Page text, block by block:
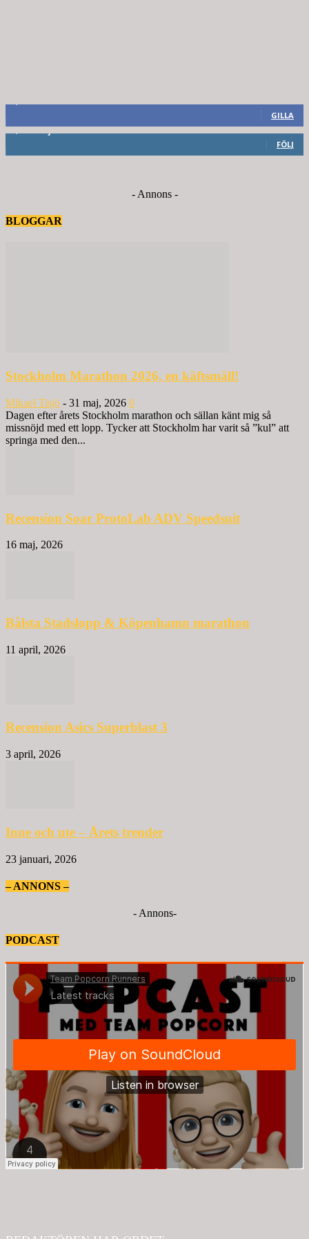
GILLA
FÖLJ
- Annons -
BLOGGAR
Stockholm Marathon 2026, en käftsmäll!
Mikael Tisjö - 31 maj, 2026 0
Dagen efter årets Stockholm marathon och sällan känt mig så
missnöjd med ett lopp. Tycker att Stockholm har varit så ”kul” att
springa med den...
Recension Soar ProtoLab ADV Speedsuit
16 maj, 2026
Bålsta Stadslopp & Köpenhamn marathon
11 april, 2026
Recension Asics Superblast 3
3 april, 2026
Inne och ute – Årets trender
23 januari, 2026
– ANNONS –
- Annons-
PODCAST